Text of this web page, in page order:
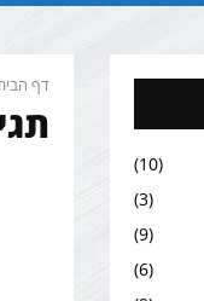
דף
(10)
(3)
(9)
(6)